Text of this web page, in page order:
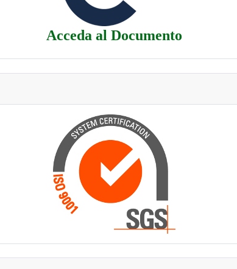
Acceda al Documento